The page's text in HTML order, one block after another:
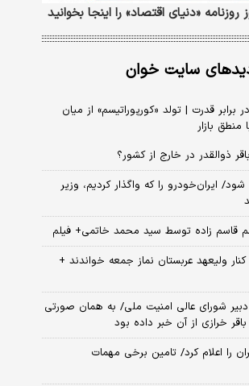
«دنیای‌ اقتصاد» را اینجا بخوانید
سایت خوان
برابر قدرت | تولد «کورپوراتیسم» از میان
منطق بازار
ذوالقدر در خارج از کشور؟
ایران‌خودرو را که واگذار کردیم، وزیر
قاسم زاده توسط سید محمد خاتمی+ فیلم
ولیعهد عربستان نماز جمعه خواندند +
دبیر شورای عالی امنیت ملی/ به همان صورتی
خرازی از آن خبر داده بود
را اعلام کرد/ تامین برخی مهمات